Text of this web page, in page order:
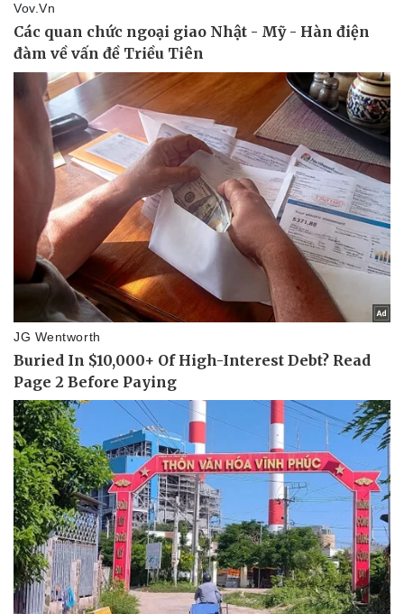
Thể thao
Bóng đá
Lịch thi đấu bóng đá
Thế giới thể thao
eSports
Hậu trường
Ô tô - Xe máy
Xe máy
Tư vấn